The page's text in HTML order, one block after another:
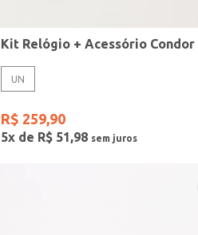
UN
R$ 259,90
5x de R$ 51 ,98